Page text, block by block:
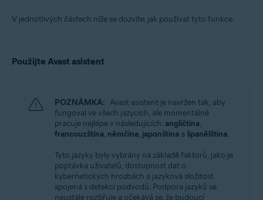
V jednotlivých částech níže se dozvíte, jak používat tyto funkce.
Použijte Avast asistent
POZNÁMKA: Avast asistent je navržen tak, aby
fungoval ve všech jazycích, ale momentálně
pracuje nejlépe v následujících: angličtina,
francouzština, němčina, japonština a španělština.
Tyto jazyky byly vybrány na základě faktorů, jako je
poptávka uživatelů, dostupnost dat o
kybernetických hrozbách a jazyková složitost
spojená s detekcí podvodů. Podpora jazyků se
neustále rozšiřuje a očekává se, že budoucí